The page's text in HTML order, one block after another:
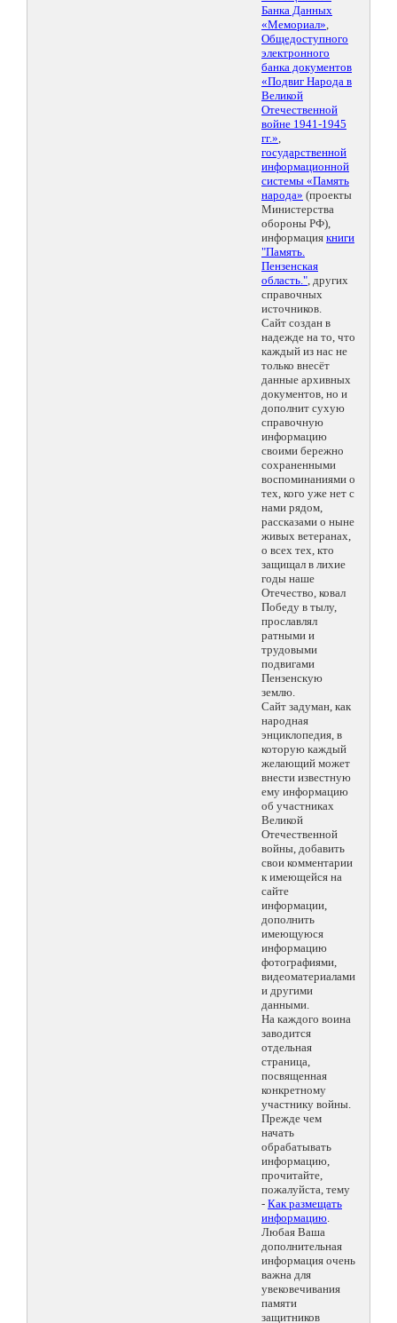
Банка Данных
«Мемориал»,
Общедоступного
электронного
банка документов
«Подвиг Народа в
Великой
Отечественной
войне 1941-1945
гг.»,
государственной
информационной
системы «Память
народа» (проекты
Министерства
обороны РФ),
информация книги
"Память.
Пензенская
область.", других
справочных
источников.
Сайт создан в
надежде на то, что
каждый из нас не
только внесёт
данные архивных
документов, но и
дополнит сухую
справочную
информацию
своими бережно
сохраненными
воспоминаниями о
тех, кого уже нет с
нами рядом,
рассказами о ныне
живых ветеранах,
о всех тех, кто
защищал в лихие
годы наше
Отечество, ковал
Победу в тылу,
прославлял
ратными и
трудовыми
подвигами
Пензенскую
землю.
Сайт задуман, как
народная
энциклопедия, в
которую каждый
желающий может
внести известную
ему информацию
об участниках
Великой
Отечественной
войны, добавить
свои комментарии
к имеющейся на
сайте
информации,
дополнить
имеющуюся
информацию
фотографиями,
видеоматериалами
и другими
данными.
На каждого воина
заводится
отдельная
страница,
посвященная
конкретному
участнику войны.
Прежде чем
начать
обрабатывать
информацию,
прочитайте,
пожалуйста, тему
- Как размещать
информацию.
Любая Ваша
дополнительная
информация очень
важна для
увековечивания
памяти
защитников